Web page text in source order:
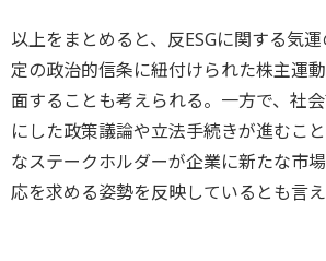
以上をまとめると、反ESGに関する気
定の政治的信条に紐付けられた株主運
面することも考えられる。一方で、社
にした政策議論や立法手続きが進むこ
なステークホルダーが企業に新たな市
応を求める姿勢を反映しているとも言え